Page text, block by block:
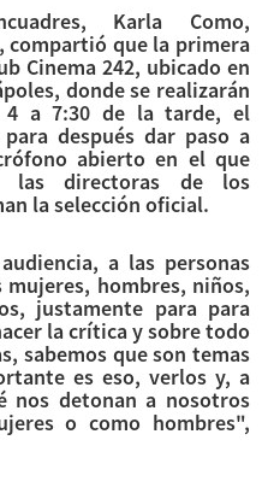
Karla Como,
compartió que la primera
Cinema 242, ubicado en
donde se realizarán
4 a 7:30 de la tarde, el
después dar paso a
abierto en el que
las directoras de los
la selección oficial.
a las personas
hombres, niños,
justamente para para
la crítica y sobre todo
sabemos que son temas
es eso, verlos y, a
nos detonan a nosotros
o como hombres",